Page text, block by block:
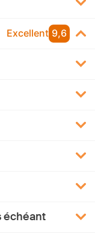
Excellent 9,6
échéant